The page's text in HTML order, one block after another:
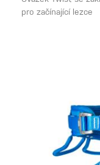
pro začínající lezce